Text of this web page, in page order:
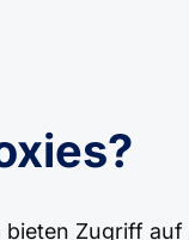
bieten Zugriff auf